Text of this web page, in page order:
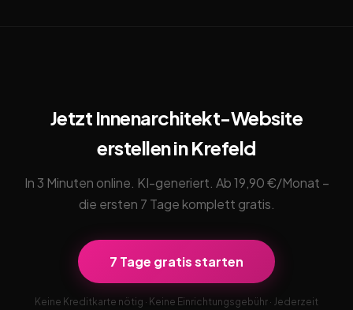
Jetzt Innenarchitekt-Website
erstellen in Krefeld
In 3 Minuten online. KI-generiert. Ab 19,90 €/Monat –
die ersten 7 Tage komplett gratis.
7 Tage gratis starten
Keine Kreditkarte nötig · Keine Einrichtungsgebühr · Jederzeit